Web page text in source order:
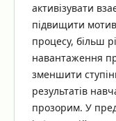
активізувати
підвищити
процесу, більш
навантаження
зменшити
результатів
прозорим. У